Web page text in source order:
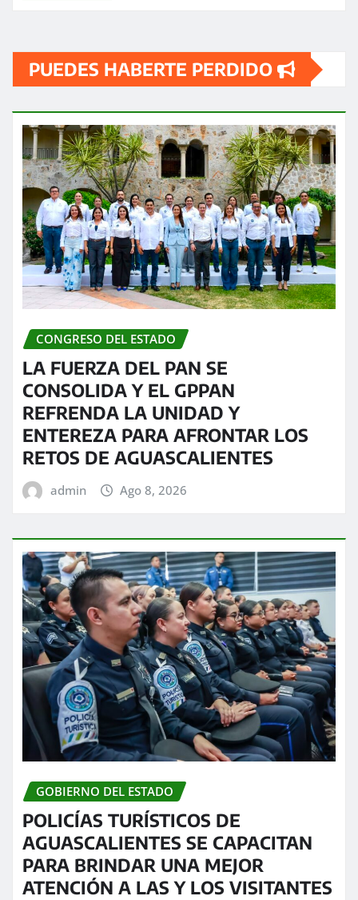
PUEDES HABERTE PERDIDO
CONGRESO DEL ESTADO
LA FUERZA DEL PAN SE
CONSOLIDA Y EL GPPAN
REFRENDA LA UNIDAD Y
ENTEREZA PARA AFRONTAR LOS
RETOS DE AGUASCALIENTES
admin Ago 8, 2026
GOBIERNO DEL ESTADO
POLICÍAS TURÍSTICOS DE
AGUASCALIENTES SE CAPACITAN
PARA BRINDAR UNA MEJOR
ATENCIÓN A LAS Y LOS VISITANTES